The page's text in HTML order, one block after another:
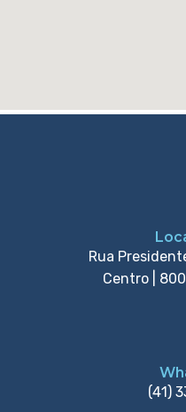
Rua
Centro |
(41)